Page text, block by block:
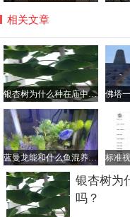
相关文章
银杏树为什么种在庙中，银杏树不会招虫子吗？
蓝曼龙能和什么鱼混养，这种鱼么分公母图解
银杏树为
吗？